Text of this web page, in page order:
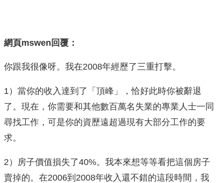
網頁mswen回覆：
你跟我很像呀。我在2008年經歷了三重打擊。
1）當你的收入達到了「頂峰」，恰好此時你被辭退
了。現在，你需要和其他數百萬名失業的專業人士一同
尋找工作，可是你的資歷遠超過現有大部分工作的要
求。
2）房子價值損失了40%。我本來想等等看把這個房子
賣掉的。在2006到2008年收入還不錯的這段時間，我